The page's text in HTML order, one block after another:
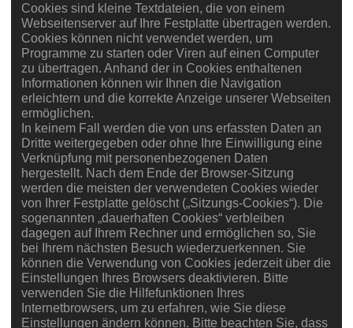
Cookies sind kleine Textdateien, die von einem
Webseitenserver auf Ihre Festplatte übertragen werden.
Cookies können nicht verwendet werden, um
Programme zu starten oder Viren auf einen Computer
zu übertragen. Anhand der in Cookies enthaltenen
Informationen können wir Ihnen die Navigation
erleichtern und die korrekte Anzeige unserer Webseiten
ermöglichen.
In keinem Fall werden die von uns erfassten Daten an
Dritte weitergegeben oder ohne Ihre Einwilligung eine
Verknüpfung mit personenbezogenen Daten
hergestellt. Nach dem Ende der Browser-Sitzung
werden die meisten der verwendeten Cookies wieder
von Ihrer Festplatte gelöscht („Sitzungs-Cookies“). Die
sogenannten „dauerhaften Cookies“ verbleiben
dagegen auf Ihrem Rechner und ermöglichen so, Sie
bei Ihrem nächsten Besuch wiederzuerkennen. Sie
können die Verwendung von Cookies jederzeit über die
Einstellungen Ihres Browsers deaktivieren. Bitte
verwenden Sie die Hilfefunktionen Ihres
Internetbrowsers, um zu erfahren, wie Sie diese
Einstellungen ändern können. Bitte beachten Sie, dass